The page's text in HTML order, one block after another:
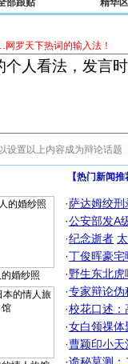
部跟贴 精华区
罗天下热词的输入法！
婚纱照
【热门新闻
·萨达姆绞刑
·公安部发A
·纪念逝者
·丁俊晖豪
·野生东北
·专家辩论伪
·校花口述：
·女白领祼体
·曹颖印小天